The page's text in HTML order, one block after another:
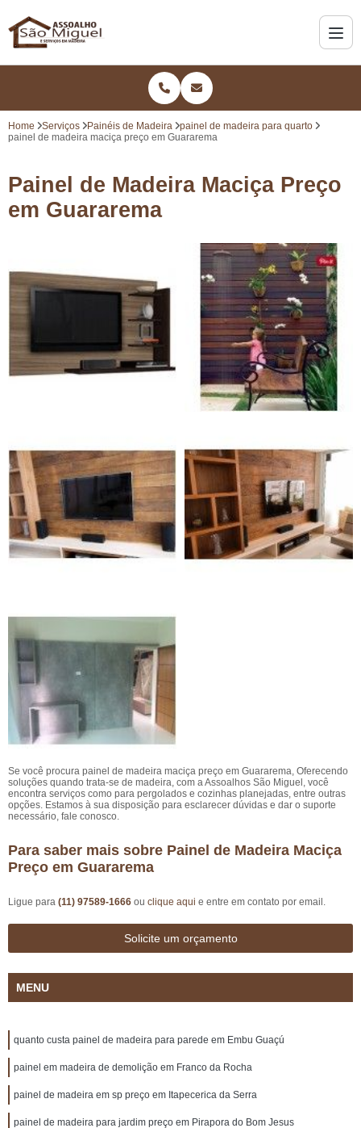
Home Serviços Painéis de Madeira
painel de madeira para quarto
painel de madeira maciça preço em Guararema
Painel de Madeira Maciça Preço
em Guararema
Se você procura painel de madeira maciça preço em Guararema, Oferecendo
soluções quando trata-se de madeira, com a Assoalhos São Miguel, você
encontra serviços como para pergolados e cozinhas planejadas, entre outras
opções. Estamos à sua disposição para esclarecer dúvidas e dar o suporte
necessário, fale conosco.
Para saber mais sobre Painel de Madeira Maciça
Preço em Guararema
Ligue para (11) 97589-1666 ou clique aqui e entre em contato por email.
Solicite um orçamento
MENU
quanto custa painel de madeira para parede em Embu Guaçú
painel em madeira de demolição em Franco da Rocha
painel de madeira em sp preço em Itapecerica da Serra
painel de madeira para jardim preço em Pirapora do Bom Jesus